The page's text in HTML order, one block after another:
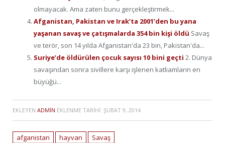
olmayacak. Ama zaten bunu gerçekleştirmek...
Afganistan, Pakistan ve Irak’ta 2001’den bu yana
yaşanan savaş ve çatışmalarda 354 bin kişi öldü Savaş
ve terör, son 14 yılda Afganistan'da 23 bin, Pakistan'da...
Suriye’de öldürülen çocuk sayısı 10 bini geçti 2. Dünya
savaşından sonra sivillere karşı işlenen katliamların en
büyüğü...
EKLEYEN ADMIN EKLENME TARIHI: ŞUBAT 9, 2014
afganistan hayvan Savaş